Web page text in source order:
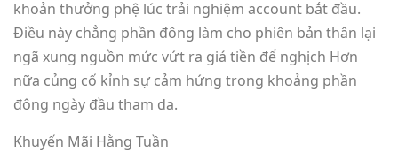
khoản thưởng phệ lúc trải nghiệm account bắt đầu.
Điều này chẳng phần đông làm cho phiên bản thân lại
ngã xung nguồn mức vứt ra giá tiền để nghịch Hơn
nữa củng cố kỉnh sự cảm hứng trong khoảng phần
đông ngày đầu tham da.
Khuyến Mãi Hằng Tuần